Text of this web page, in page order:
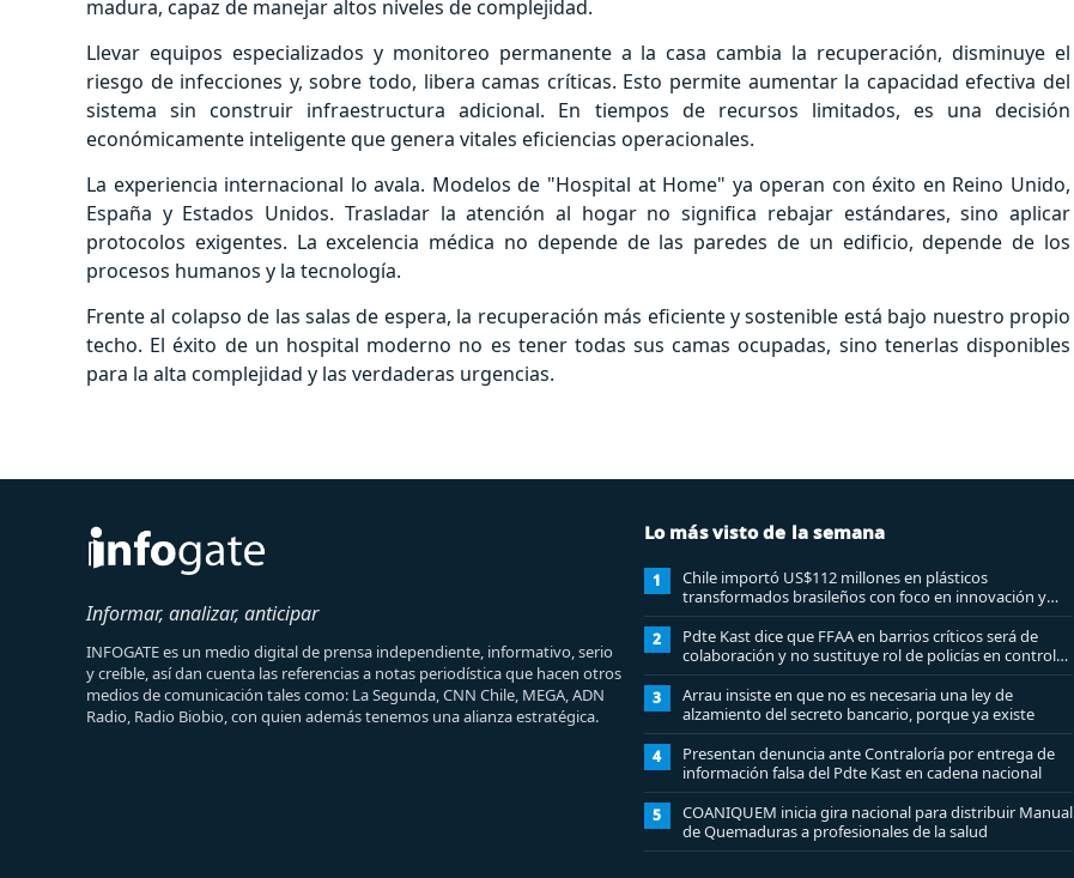
madura, capaz de manejar altos niveles de complejidad.
Llevar equipos especializados y monitoreo permanente a la casa cambia la recuperación, disminuye el
riesgo de infecciones y, sobre todo, libera camas críticas. Esto permite aumentar la capacidad efectiva del
sistema sin construir infraestructura adicional. En tiempos de recursos limitados, es una decisión
económicamente inteligente que genera vitales eficiencias operacionales.
La experiencia internacional lo avala. Modelos de "Hospital at Home" ya operan con éxito en Reino Unido,
España y Estados Unidos. Trasladar la atención al hogar no significa rebajar estándares, sino aplicar
protocolos exigentes. La excelencia médica no depende de las paredes de un edificio, depende de los
procesos humanos y la tecnología.
Frente al colapso de las salas de espera, la recuperación más eficiente y sostenible está bajo nuestro propio
techo. El éxito de un hospital moderno no es tener todas sus camas ocupadas, sino tenerlas disponibles
para la alta complejidad y las verdaderas urgencias.
Informar, analizar, anticipar
INFOGATE es un medio digital de prensa independiente, informativo, serio
y creíble, así dan cuenta las referencias a notas periodística que hacen otros
medios de comunicación tales como: La Segunda, CNN Chile, MEGA, ADN
Radio, Radio Biobio, con quien además tenemos una alianza estratégica.
Lo más visto de la semana
1
Chile importó US$112 millones en plásticos
transformados brasileños con foco en innovación y
sostenibilidad
2
Pdte Kast dice que FFAA en barrios críticos será de
colaboración y no sustituye rol de policías en control
del orden público
3
Arrau insiste en que no es necesaria una ley de
alzamiento del secreto bancario, porque ya existe
4
Presentan denuncia ante Contraloría por entrega de
información falsa del Pdte Kast en cadena nacional
5
COANIQUEM inicia gira nacional para distribuir Manual
de Quemaduras a profesionales de la salud